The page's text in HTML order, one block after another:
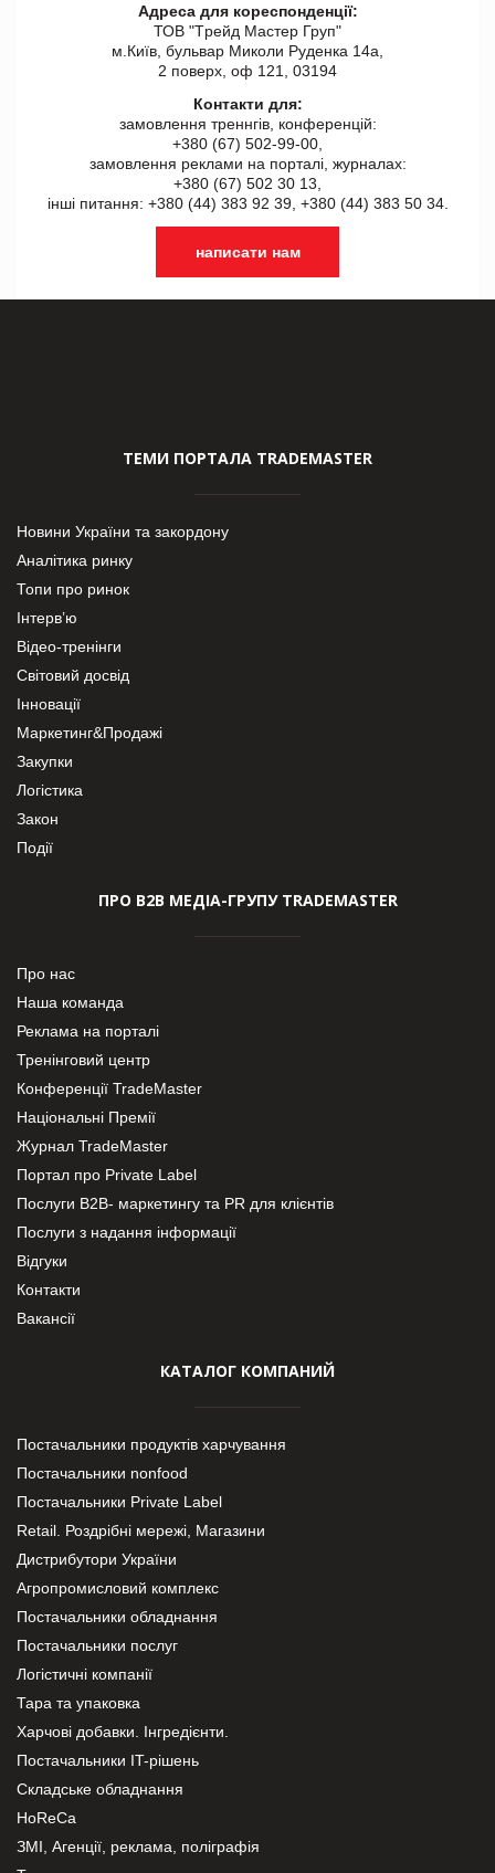
Адреса для кореспонденції:
ТОВ "Tрейд Мастер Груп"
м.Київ, бульвар Миколи Руденка 14а,
2 поверх, оф 121, 03194
Контакти для:
замовлення треннгів, конференцій:
+380 (67) 502-99-00,
замовлення реклами на порталі, журналах:
+380 (67) 502 30 13,
інші питання: +380 (44) 383 92 39, +380 (44) 383 50 34.
написати нам
ТЕМИ ПОРТАЛА TRADEMASTER
Новини України та закордону
Аналітика ринку
Топи про ринок
Інтерв’ю
Відео-тренінги
Світовий досвід
Інновації
Маркетинг&Продажі
Закупки
Логістика
Закон
Події
ПРО В2В МЕДІА-ГРУПУ TRADEMASTER
Про нас
Наша команда
Реклама на порталі
Тренінговий центр
Конференції TradeMaster
Національні Премії
Журнал TradeMaster
Портал про Private Label
Послуги В2В- маркетингу та PR для клієнтів
Послуги з надання інформації
Відгуки
Контакти
Вакансії
КАТАЛОГ КОМПАНИЙ
Постачальники продуктів харчування
Постачальники nonfood
Постачальники Private Label
Retail. Роздрібні мережі, Магазини
Дистрибутори України
Агропромисловий комплекс
Постачальники обладнання
Постачальники послуг
Логістичні компанії
Тара та упаковка
Харчові добавки. Інгредієнти.
Постачальники IT-рішень
Складське обладнання
HoReCa
ЗМІ, Агенції, реклама, поліграфія